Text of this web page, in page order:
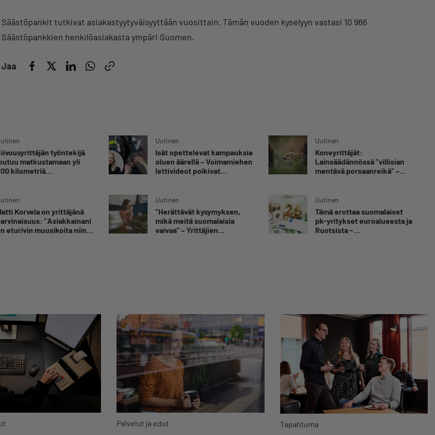
Säästöpankit tutkivat asiakastyytyväisyyttään vuosittain. Tämän vuoden kyselyyn vastasi 10 966
Säästöpankkien henkilöasiakasta ympäri Suomen.
Jaa
työntekijä
matkustamaan yli
kilometriä
Uutinen
Isät opettelevat kampauksia
oluen äärellä – Voimamiehen
lettivideot poikivat
Uutinen
Koneyrittäjät:
Lainsäädännössä ”villisian
mentävä porsaanreikä” –
yrittäjän harteille”
Korvela on yrittäjänä
”Asiakkainani
eturivin muusikoita niin
Uutinen
”Herättävät kysymyksen,
mikä meitä suomalaisia
vaivaa” – Yrittäjien
Uutinen
Tämä erottaa suomalaiset
pk-yritykset euroalueesta ja
Ruotsista −
Palvelut ja edut Tapahtuma